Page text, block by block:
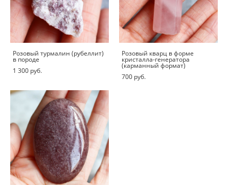
Розовый турмалин (рубеллит)
в породе
1 300 pуб.
Розовый кварц в форме
кристалла-генератора
(карманный формат)
700 pуб.